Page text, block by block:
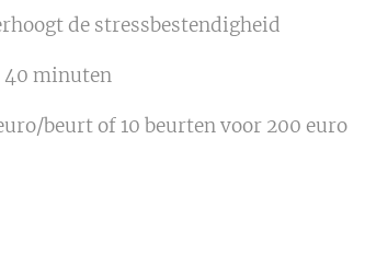
de stressbestendigheid
minuten
beurt of 10 beurten voor 200 euro